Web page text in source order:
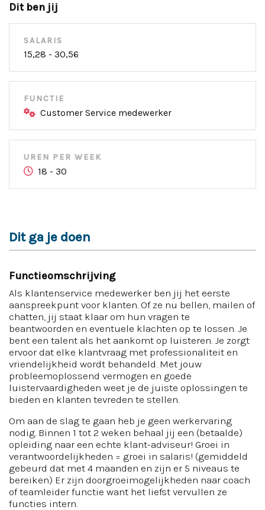
Dit ben jij
SALARIS
15,28 - 30,56
FUNCTIE
Customer Service medewerker
UREN PER WEEK
18 - 30
Dit ga je doen
Functieomschrijving
Als klantenservice medewerker ben jij het eerste
aanspreekpunt voor klanten. Of ze nu bellen, mailen of
chatten, jij staat klaar om hun vragen te
beantwoorden en eventuele klachten op te lossen. Je
bent een talent als het aankomt op luisteren. Je zorgt
ervoor dat elke klantvraag met professionaliteit en
vriendelijkheid wordt behandeld. Met jouw
probleemoplossend vermogen en goede
luistervaardigheden weet je de juiste oplossingen te
bieden en klanten tevreden te stellen.
Om aan de slag te gaan heb je geen werkervaring
nodig. Binnen 1 tot 2 weken behaal jij een (betaalde)
opleiding naar een echte klant-adviseur! Groei in
verantwoordelijkheden = groei in salaris! (gemiddeld
gebeurd dat met 4 maanden en zijn er 5 niveaus te
bereiken) Er zijn doorgroeimogelijkheden naar coach
of teamleider functie want het liefst vervullen ze
functies intern.